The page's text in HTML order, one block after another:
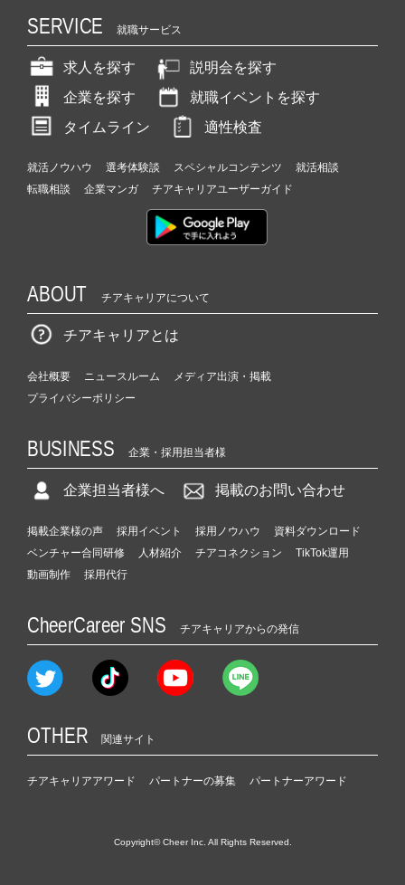
SERVICE 就職サービス
求人を探す
説明会を探す
企業を探す
就職イベントを探す
タイムライン
適性検査
就活ノウハウ 選考体験談 スペシャルコンテンツ
就活相談
転職相談
企業マンガ チアキャリアユーザーガイド
ABOUT チアキャリアについて
チアキャリアとは
会社概要 ニュースルーム
メディア出演・掲載
プライバシーポリシー
BUSINESS 企業・採用担当者様
企業担当者様へ 掲載のお問い合わせ
掲載企業様の声 採用イベント 採用ノウハウ
資料ダウンロード
ベンチャー合同研修
人材紹介 チアコネクション
TikTok運用
動画制作
採用代行
CheerCareer SNS チアキャリアからの発信
OTHER 関連サイト
チアキャリアアワード パートナーの募集 パートナーアワード
Copyright© Cheer Inc. All Rights Reserved.